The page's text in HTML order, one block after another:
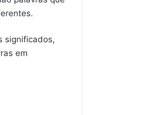
significados,
em